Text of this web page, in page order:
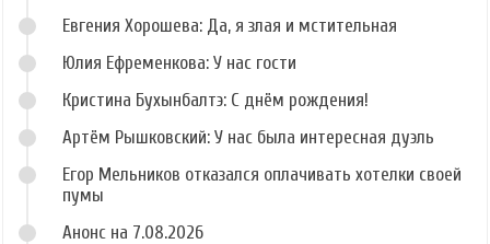
Евгения Хорошева: Да, я злая и мстительная
Юлия Ефременкова: У нас гости
Кристина Бухынбалтэ: С днём рождения!
Артём Рышковский: У нас была интересная дуэль
Егор Мельников отказался оплачивать хотелки своей
пумы
Анонс на 7.08.2026